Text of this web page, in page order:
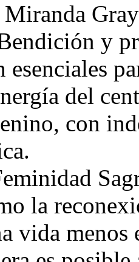
y
esenciales
del
con
la
vida menos